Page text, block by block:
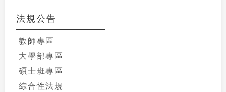
法規公告
教師專區
大學部專區
碩士班專區
綜合性法規